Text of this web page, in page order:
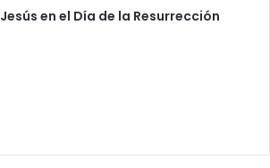
Jesús en el Día de la Resurrección